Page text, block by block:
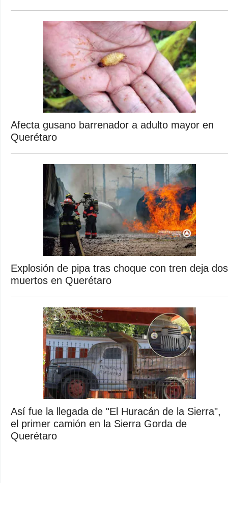
Afecta gusano barrenador a adulto mayor en
Querétaro
Explosión de pipa tras choque con tren deja dos
muertos en Querétaro
Así fue la llegada de "El Huracán de la Sierra",
el primer camión en la Sierra Gorda de
Querétaro